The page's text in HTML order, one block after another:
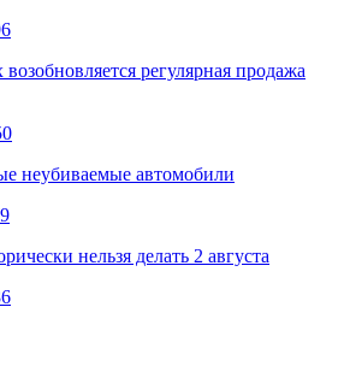
регулярная продажа
неубиваемые автомобили
нельзя делать 2 августа